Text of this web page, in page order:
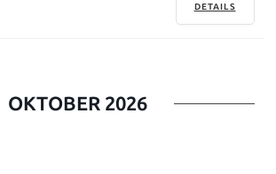
DETAILS
OKTOBER 2026